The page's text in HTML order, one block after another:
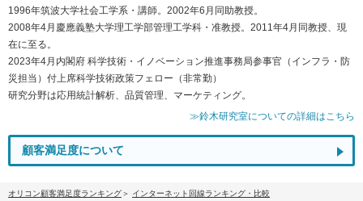
1996年筑波大学社会工学系・講師。2002年6月同助教授。
2008年4月慶應義塾大学理工学部管理工学科・准教授。2011年4月同教授、現
在に至る。
2023年4月内閣府 科学技術・イノベーション推進事務局参事官（インフラ・防
災担当）付上席科学技術政策フェロー（非常勤）
研究分野は応用統計解析、品質管理、マーケティング。
≫鈴木研究室についての詳細はこちら
顧客満足度について
オリコン顧客満足度ランキング
インターネット回線ランキング・比較